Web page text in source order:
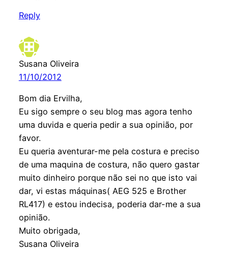
Reply
Susana Oliveira
11/10/2012
Bom dia Ervilha,
Eu sigo sempre o seu blog mas agora tenho
uma duvida e queria pedir a sua opinião, por
favor.
Eu queria aventurar-me pela costura e preciso
de uma maquina de costura, não quero gastar
muito dinheiro porque não sei no que isto vai
dar, vi estas máquinas( AEG 525 e Brother
RL417) e estou indecisa, poderia dar-me a sua
opinião.
Muito obrigada,
Susana Oliveira